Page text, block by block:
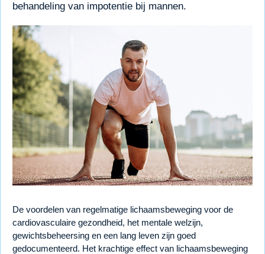
behandeling van impotentie bij mannen.
De voordelen van regelmatige lichaamsbeweging voor de
cardiovasculaire gezondheid, het mentale welzijn,
gewichtsbeheersing en een lang leven zijn goed
gedocumenteerd. Het krachtige effect van lichaamsbeweging